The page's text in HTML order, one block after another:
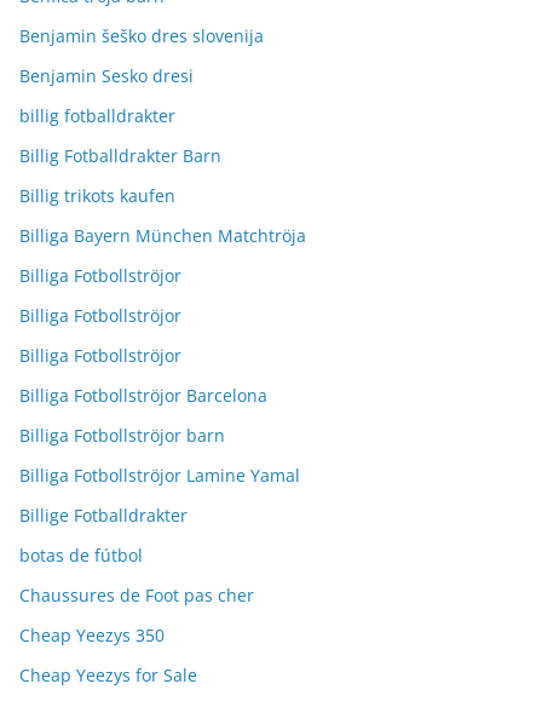
Benjamin šeško dres slovenija
Benjamin Sesko dresi
billig fotballdrakter
Billig Fotballdrakter Barn
Billig trikots kaufen
Billiga Bayern München Matchtröja
Billiga Fotbollströjor
Billiga Fotbollströjor
Billiga Fotbollströjor
Billiga Fotbollströjor Barcelona
Billiga Fotbollströjor barn
Billiga Fotbollströjor Lamine Yamal
Billige Fotballdrakter
botas de fútbol
Chaussures de Foot pas cher
Cheap Yeezys 350
Cheap Yeezys for Sale